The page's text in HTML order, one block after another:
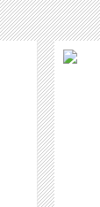
DES